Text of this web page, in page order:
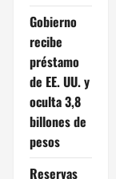
Gobierno
recibe
préstamo
de EE. UU. y
oculta 3,8
billones de
pesos
Reservas